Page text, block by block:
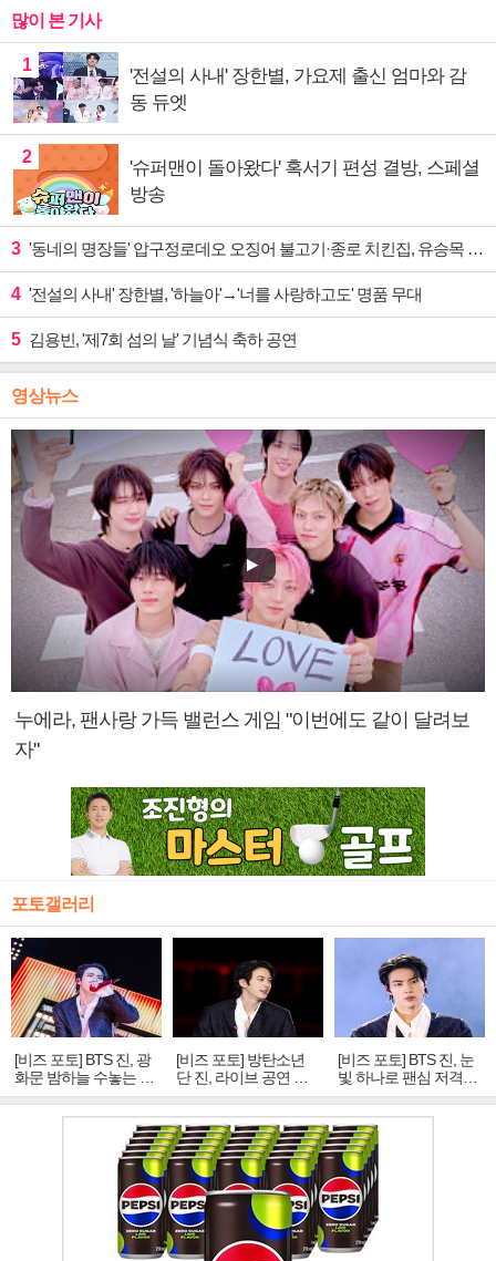
많이 본 기사
1
'전설의 사내' 장한별, 가요제 출신 엄마와 감
동 듀엣
2
'슈퍼맨이 돌아왔다' 혹서기 편성 결방, 스페셜
방송
3 '동네의 명장들' 압구정로데오 오징어 불고기·종로 치킨집, 유승목 입맛 저격
4 '전설의 사내' 장한별, '하늘아'→'너를 사랑하고도' 명품 무대
5 김용빈, '제7회 섬의 날' 기념식 축하 공연
영상뉴스
누에라, 팬사랑 가득 밸런스 게임 "이번에도 같이 달려보
자"
포토갤러리
[비즈 포토] BTS 진, 광
화문 밤하늘 수놓는 '비
주얼 킹'의 열창
[비즈 포토] 방탄소년
단 진, 라이브 공연 중
빛나는 독보적 아우라
[비즈 포토] BTS 진, 눈
빛 하나로 팬심 저격…
독보적 카리스마